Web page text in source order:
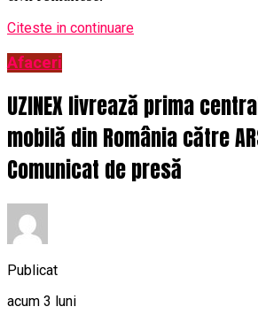
Citeste in continuare
Afaceri
UZINEX livrează prima
mobilă din România către ARS
Comunicat de presă
Publicat
acum 3 luni